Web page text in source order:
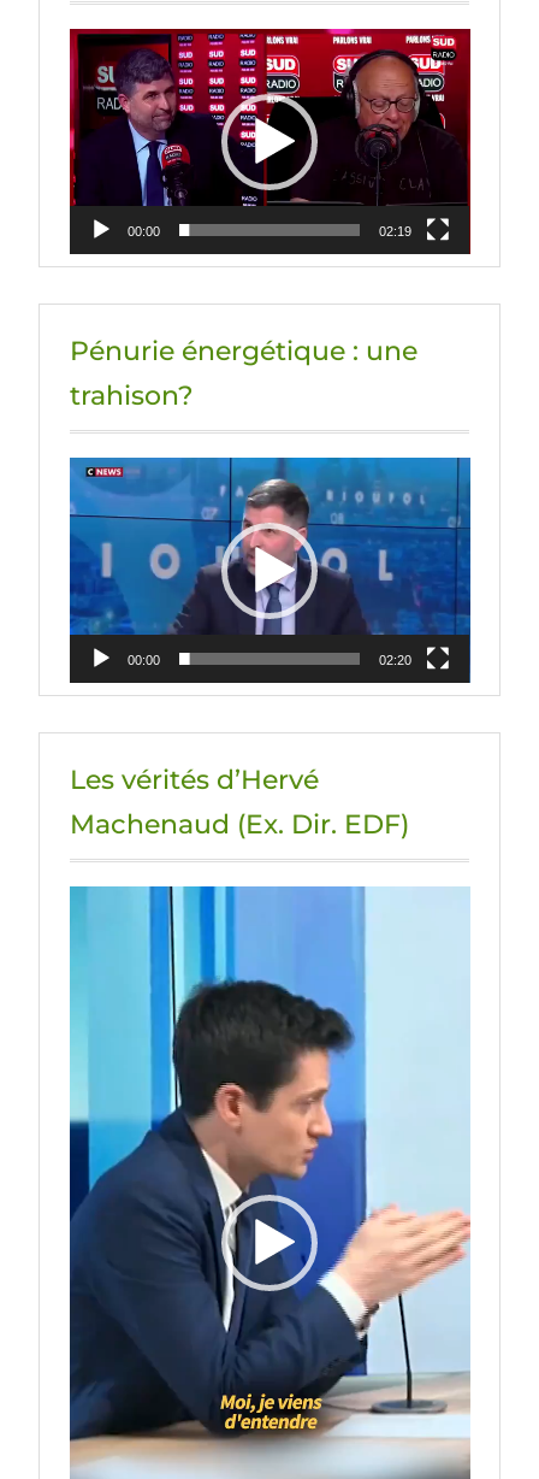
Lecteur
vidéo
00:00 02:19
Pénurie énergétique : une
trahison?
Lecteur
vidéo
00:00 02:20
Les vérités d’Hervé
Machenaud (Ex. Dir. EDF)